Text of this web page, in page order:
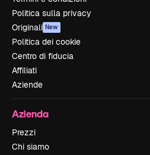
Politica sulla privacy
Originali New
Politica dei cookie
Centro di fiducia
Affiliati
Aziende
Azienda
Prezzi
Chi siamo